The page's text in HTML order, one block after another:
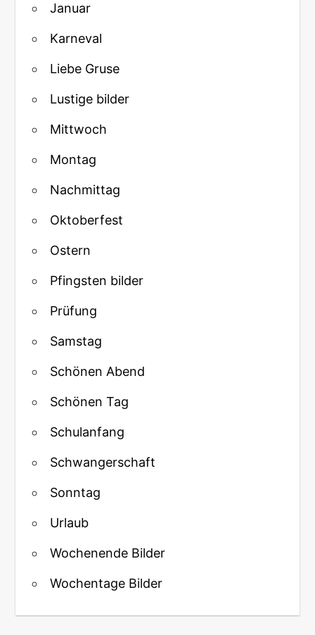
Januar
Karneval
Liebe Gruse
Lustige bilder
Mittwoch
Montag
Nachmittag
Oktoberfest
Ostern
Pfingsten bilder
Prüfung
Samstag
Schönen Abend
Schönen Tag
Schulanfang
Schwangerschaft
Sonntag
Urlaub
Wochenende Bilder
Wochentage Bilder